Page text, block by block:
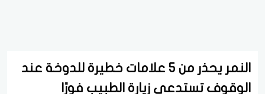
النمر يحذر من 5 علامات خطيرة للدوخة عند
الوقوف تستدعي زيارة الطبيب فورًا